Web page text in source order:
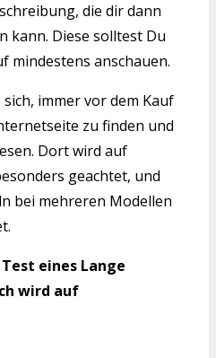
die dir dann
kann. Diese solltest Du
mindestens anschauen.
immer vor dem Kauf
zu finden und
Dort wird auf
geachtet, und
bei mehreren Modellen
eines Lange
wird auf